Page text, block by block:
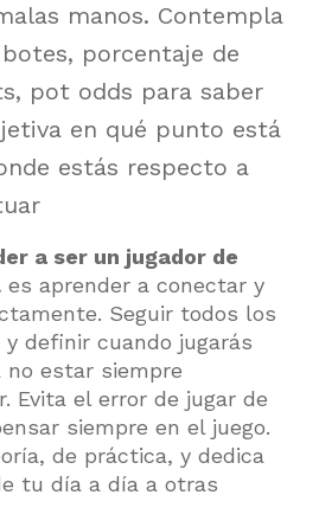
manos. Contempla
porcentaje de
pot odds para saber
en qué punto está
estás respecto a
a ser un jugador de
es aprender a conectar y
Seguir todos los
definir cuando jugarás
no estar siempre
Evita el error de jugar de
siempre en el juego.
de práctica, y dedica
tu día a día a otras